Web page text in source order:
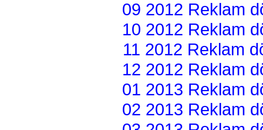
09 2012 Reklam
10 2012 Reklam
11 2012 Reklam
12 2012 Reklam
01 2013 Reklam
02 2013 Reklam